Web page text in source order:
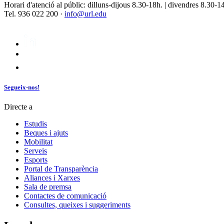
Horari d'atenció al públic: dilluns-dijous 8.30-18h. | divendres 8.30-
Tel. 936 022 200 · info@url.edu
Segueix-nos!
Directe a
Estudis
Beques i ajuts
Mobilitat
Serveis
Esports
Portal de Transparència
Aliances i Xarxes
Sala de premsa
Contactes de comunicació
Consultes, queixes i suggeriments